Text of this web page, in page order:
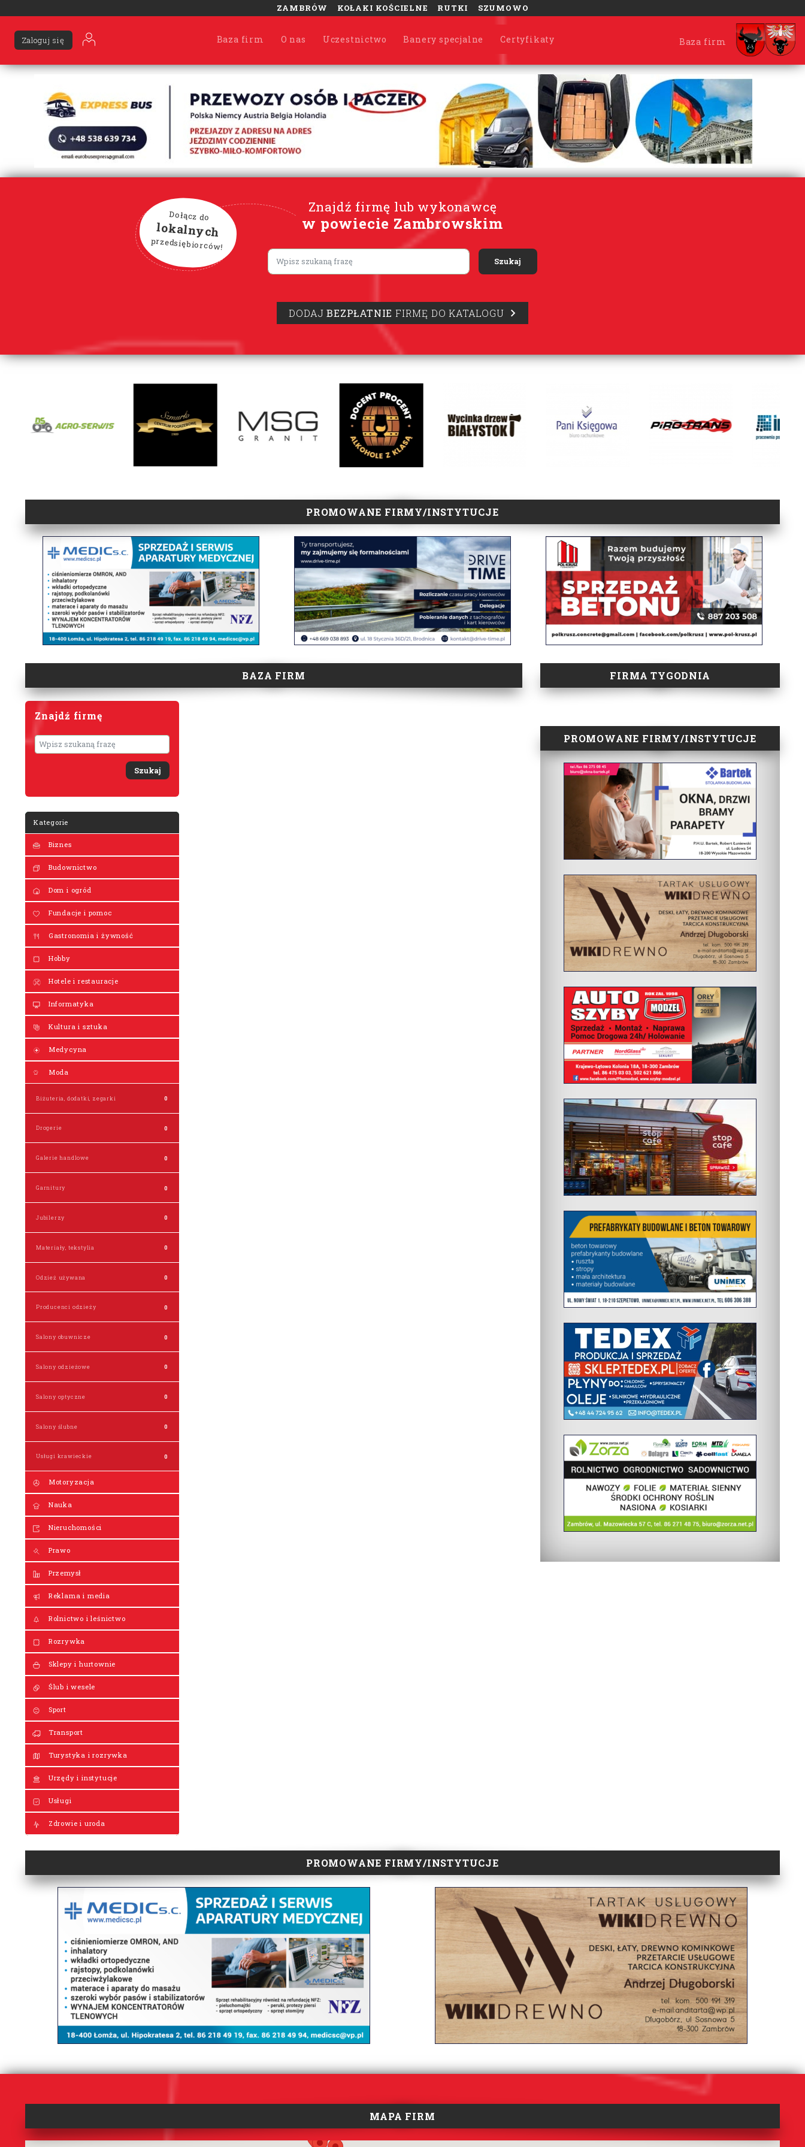
ZAMBRÓW KOŁAKI KOŚCIELNE RUTKI SZUMOWO
Baza firm O nas Uczestnictwo Banery specjalne Certyfikaty
Zaloguj się Baza firm
Znajdź firmę lub wykonawcę
w powiecie Zambrowskim
Dołącz do
lokalnych
przedsiębiorców!
Lorem ipsum
DODAJBEZPŁATNIE FIRMĘ DO KATALOGU
lorem ipsum
PROMOWANE FIRMY/INSTYTUCJE
BAZA FIRM
Znajdź firmę
Wyszukaj
Kategorie
Biznes
Budownictwo
Dom i ogród
Fundacje i pomoc
Gastronomia i żywność
Hobby
Hotele i restauracje
Informatyka
Kultura i sztuka
Medycyna
Moda
Biżuteria, dodatki, zegarki 0
Drogerie 0
Galerie handlowe 0
Garnitury 0
Jubilerzy 0
Materiały, tekstylia 0
Odzież używana 0
Producenci odzieży 0
Salony obuwnicze 0
Salony odzieżowe 0
Salony optyczne 0
Salony ślubne 0
Usługi krawieckie 0
Motoryzacja
Nauka
Nieruchomości
Prawo
Przemysł
Reklama i media
Rolnictwo i leśnictwo
Rozrywka
Sklepy i hurtownie
Ślub i wesele
Sport
Transport
Turystyka i rozrywka
Urzędy i instytucje
Usługi
Zdrowie i uroda
FIRMA TYGODNIA
PROMOWANE FIRMY/INSTYTUCJE
PROMOWANE FIRMY/INSTYTUCJE
MAPA FIRM